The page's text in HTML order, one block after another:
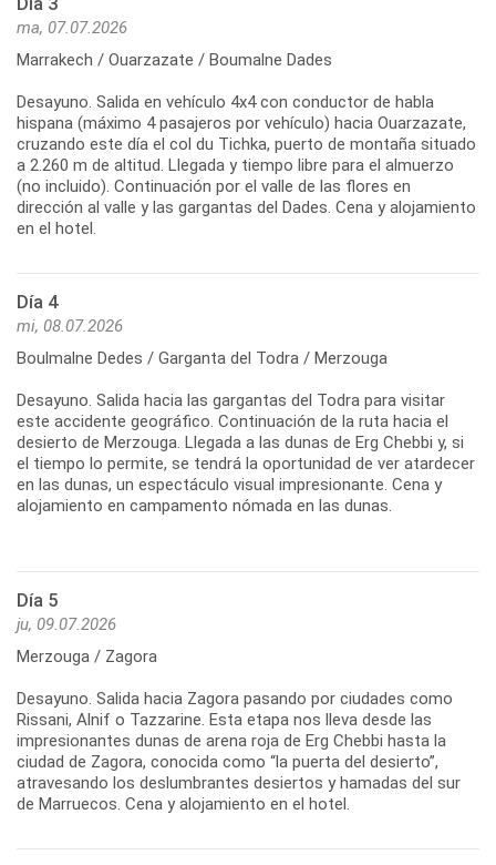
ma, 07.07.2026
Marrakech / Ouarzazate / Boumalne Dades
Desayuno. Salida en vehículo 4x4 con conductor de habla
hispana (máximo 4 pasajeros por vehículo) hacia Ouarzazate,
cruzando este día el col du Tichka, puerto de montaña situado
a 2.260 m de altitud. Llegada y tiempo libre para el almuerzo
(no incluido). Continuación por el valle de las flores en
dirección al valle y las gargantas del Dades. Cena y alojamiento
en el hotel.
Día 4
mi, 08.07.2026
Boulmalne Dedes / Garganta del Todra / Merzouga
Desayuno. Salida hacia las gargantas del Todra para visitar
este accidente geográfico. Continuación de la ruta hacia el
desierto de Merzouga. Llegada a las dunas de Erg Chebbi y, si
el tiempo lo permite, se tendrá la oportunidad de ver atardecer
en las dunas, un espectáculo visual impresionante. Cena y
alojamiento en campamento nómada en las dunas.
Día 5
ju, 09.07.2026
Merzouga / Zagora
Desayuno. Salida hacia Zagora pasando por ciudades como
Rissani, Alnif o Tazzarine. Esta etapa nos lleva desde las
impresionantes dunas de arena roja de Erg Chebbi hasta la
ciudad de Zagora, conocida como “la puerta del desierto”,
atravesando los deslumbrantes desiertos y hamadas del sur